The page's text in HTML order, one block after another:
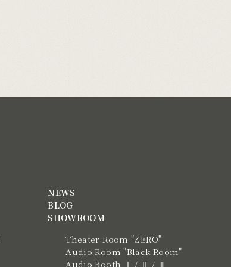
NEWS
BLOG
SHOWROOM
Theater Room "ZERO"
Audio Room "Black Room"
Audio Booth Ⅰ / Ⅱ / Ⅲ